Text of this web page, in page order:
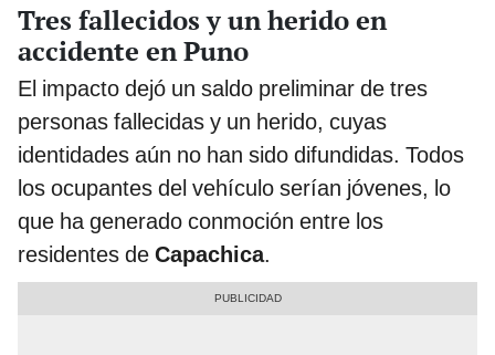
Tres fallecidos y un herido en
accidente en Puno
El impacto dejó un saldo preliminar de tres
personas fallecidas y un herido, cuyas
identidades aún no han sido difundidas. Todos
los ocupantes del vehículo serían jóvenes, lo
que ha generado conmoción entre los
residentes de Capachica.